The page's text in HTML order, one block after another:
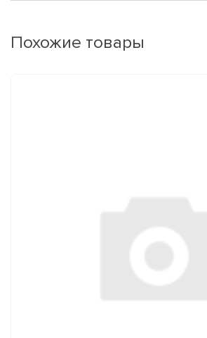
Похожие товары